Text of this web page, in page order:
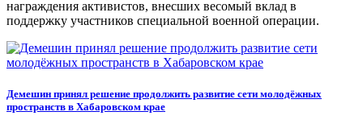
награждения активистов, внесших весомый вклад в
поддержку участников специальной военной операции.
Демешин принял решение продолжить развитие сети молодёжных
пространств в Хабаровском крае